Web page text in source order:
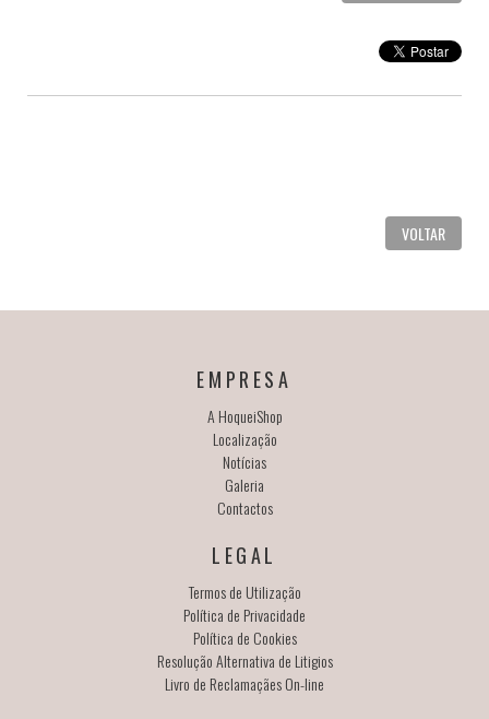
VOLTAR
EMPRESA
A HoqueiShop
Localização
Notícias
Galeria
Contactos
LEGAL
Termos de Utilização
Política de Privacidade
Política de Cookies
Resolução Alternativa de Litigios
Livro de Reclamaçães On-line